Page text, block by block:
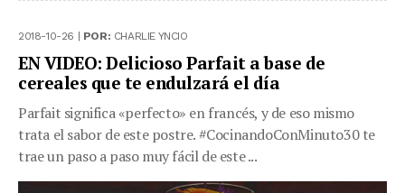
2018-10-26 | POR: CHARLIE YNCIO
EN VIDEO: Delicioso Parfait a base de
cereales que te endulzará el día
Parfait significa «perfecto» en francés, y de eso mismo
trata el sabor de este postre. #CocinandoConMinuto30 te
trae un paso a paso muy fácil de este ...